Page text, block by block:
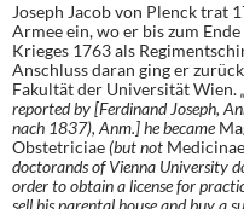
Joseph Jacob von Plenck trat
Armee ein, wo er bis zum
Krieges 1763 als
Anschluss daran ging er
Fakultät der Universität Wien.
reported by [Ferdinand Joseph,
nach 1837), Anm.] he became
Obstetriciae(but not
doctorands of Vienna University
order to obtain a license for